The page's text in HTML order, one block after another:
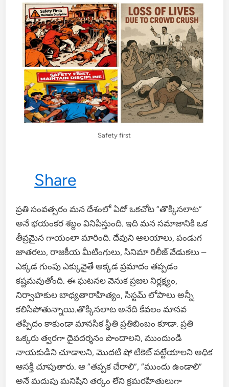
Safety first
Share
ప్రతి సంవత్సరం మన దేశంలో ఏదో ఒకచోట “తొక్కిసలాట”
అనే భయంకర శబ్దం వినిపిస్తుంది. ఇది మన సమాజానికి ఒక
తీవ్రమైన గాయంలా మారింది. దేవుని ఆలయాలు, పండుగ
జాతరలు, రాజకీయ మీటింగులు, సినిమా రిలీజ్ వేడుకలు –
ఎక్కడ గుంపు ఎక్కువైతే అక్కడ ప్రమాదం తప్పడం
కష్టమవుతోంది. ఈ ఘటనల వెనుక ప్రజల నిర్లక్ష్యం,
నిర్వాహకుల బాధ్యతారాహిత్యం, సిస్టమ్ లోపాలు అన్నీ
కలిసిపోతున్నాయి.తొక్కిసలాట అనేది కేవలం మానవ
తప్పిదం కాకుండా మానసిక స్థితి ప్రతిబింబం కూడా. ప్రతి
ఒక్కరు త్వరగా దైవదర్శనం పొందాలని, ముందుండి
నాయకుడిని చూడాలని, మొదటి షో టికెట్ పట్టేయాలని అధిక
ఆసక్తి చూపుతారు. ఆ “తప్పక చేరాలి”, “ముందు ఉండాలి”
అనే మదుపు మనిషిని తర్కం లేని క్రమరహితులుగా